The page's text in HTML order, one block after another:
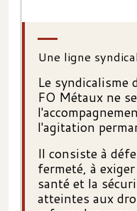
Une ligne
Le syndicalisme
FO Métaux ne
l'agitation
Il consiste à
fermeté, à
santé et la
atteintes aux